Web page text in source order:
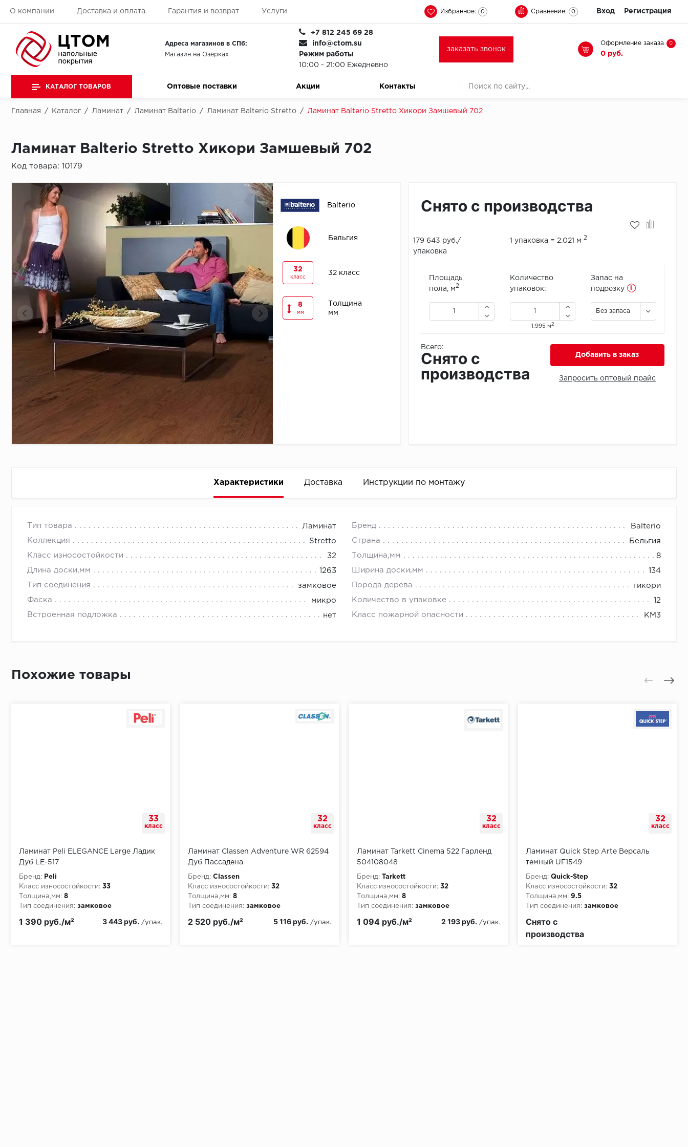
О компании Доставка и оплата Гарантия и возврат Услуги Избранное: 0 Сравнение: 0 Вход Регистрация
Адреса магазинов в СПб:
Магазин на Озерках
+7 812 245 69 28
info@ctom.su
Режим работы
10:00 - 21:00 Ежедневно
заказать звонок
Оформление заказа 0
0 руб.
КАТАЛОГ ТОВАРОВ Оптовые поставки Акции Контакты
Главная / Каталог / Ламинат / Ламинат Balterio / Ламинат Balterio Stretto / Ламинат Balterio Stretto Хикори Замшевый 702
Ламинат Balterio Stretto Хикори Замшевый 702
Код товара: 10179
Balterio
Бельгия
32
класс
32 класс
8
мм
Толщина
мм
Снято с производства
179 643 руб./
упаковка
1 упаковка = 2.021 м 2
Площадь
пола, м2
Количество
упаковок:
1.995 м2
Запас на
подрезку
i
Без запаса
Всего:
Снято с
производства
Добавить в заказ
Запросить оптовый прайс
Характеристики Доставка Инструкции по монтажу
Тип товара Ламинат Бренд Balterio
Коллекция Stretto Страна Бельгия
Класс износостойкости 32 Толщина,мм 8
Длина доски,мм 1263 Ширина доски,мм 134
Тип соединения замковое Порода дерева гикори
Фаска микро Количество в упаковке 12
Встроенная подложка нет Класс пожарной опасности КМ3
Время доставки
Условия доставки
Первый ряд:
Похожие товары
33
класс
Ламинат Peli ELEGANCE Large Ладик
Дуб LE-517
Бренд:
Peli
Класс износостойкости: 33
Толщина,мм: 8
Тип соединения: замковое
1 390 руб./м² 3 443 руб. /упак.
32
класс
Ламинат Classen Adventure WR 62594
Дуб Пассадена
Бренд: Classen
Класс износостойкости: 32
Толщина,мм: 8
Тип соединения: замковое
2 520 руб./м² 5 116 руб. /упак.
32
класс
Ламинат Tarkett Cinema 522 Гарленд
504108048
Бренд:
Tarkett
Класс износостойкости: 32
Толщина,мм: 8
Тип соединения: замковое
1 094 руб./м² 2 193 руб. /упак.
32
класс
Ламинат Quick Step Arte Версаль
темный UF1549
Бренд: Quick-Step
Класс износостойкости: 32
Толщина,мм: 9.5
Тип соединения: замковое
Снято с
производства